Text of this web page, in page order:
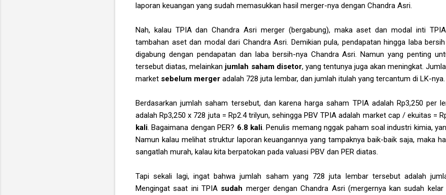
laporan keuangan yang sudah memasukkan hasil merger-nya dengan Chandra Asri.
Nah, kalau TPIA dan Chandra Asri merger (bergabung), maka aset dan modal inti
tambahan aset dan modal dari Chandra Asri. Demikian pula, pendapatan hingga laba
digabung dengan pendapatan dan laba bersih-nya Chandra Asri. Namun yang penting
tersebut diatas, melainkan jumlah saham disetor, yang tentunya juga akan meningkat.
market sebelum merger adalah 728 juta lembar, dan jumlah itulah yang tercantum di LK-nya.
Berdasarkan jumlah saham tersebut, dan karena harga saham TPIA adalah Rp3,250 per
adalah Rp3,250 x 728 juta = Rp2.4 trilyun, sehingga PBV TPIA adalah market cap / ekuitas =
kali . Bagaimana dengan PER? 6.8 kali. Penulis memang nggak paham soal industri kimia,
Namun kalau melihat struktur laporan keuangannya yang tampaknya baik-baik saja, maka
sangatlah murah, kalau kita berpatokan pada valuasi PBV dan PER diatas.
Tapi sekali lagi, ingat bahwa jumlah saham yang 728 juta lembar tersebut adalah
Mengingat saat ini TPIA sudah merger dengan Chandra Asri (mergernya kan sudah